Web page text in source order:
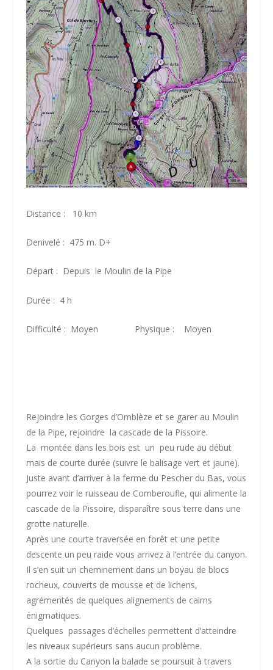
Distance : 10 km
Denivelé : 475 m. D+
Départ : Depuis le Moulin de la Pipe
Durée : 4 h
Difficulté : Moyen Physique : Moyen
Rejoindre les Gorges d’Omblèze et se garer au Moulin
de la Pipe, rejoindre la cascade de la Pissoire.
La montée dans les bois est un peu rude au début
mais de courte durée (suivre le balisage vert et jaune).
Juste avant d’arriver à la ferme du Pescher du Bas, vous
pourrez voir le ruisseau de Comberoufle, qui alimente la
cascade de la Pissoire, disparaître sous terre dans une
grotte naturelle.
Après une courte traversée en forêt et une petite
descente un peu raide vous arrivez à l’entrée du canyon.
Il s’en suit un cheminement dans un boyau de blocs
rocheux, couverts de mousse et de lichens,
agrémentés de quelques alignements de cairns
énigmatiques.
Quelques passages d’échelles permettent d’atteindre
les niveaux supérieurs sans aucun problème.
A la sortie du Canyon la balade se poursuit à travers